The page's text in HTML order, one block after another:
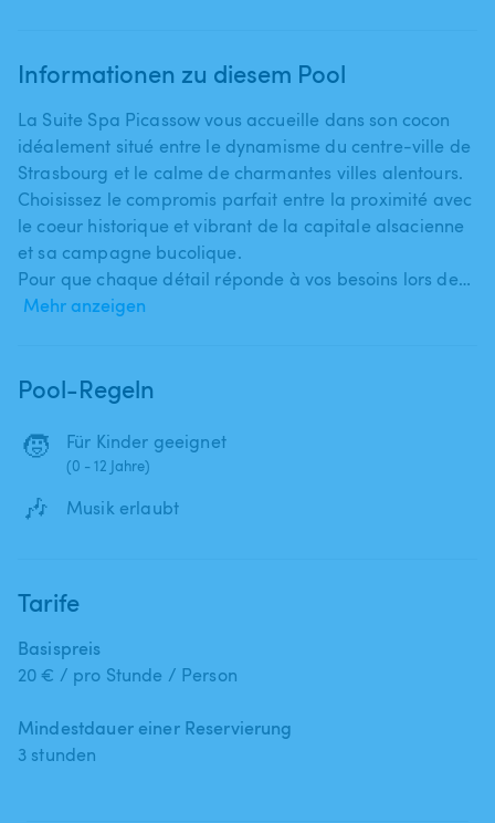
Informationen zu diesem Pool
La Suite Spa Picassow vous accueille dans son cocon
idéalement situé entre le dynamisme du centre-ville de
Strasbourg et le calme de charmantes villes alentours.
Choisissez le compromis parfait entre la proximité avec
le coeur historique et vibrant de la capitale alsacienne
et sa campagne bucolique.
Pour que chaque détail réponde à vos besoins lors de…
Mehr anzeigen
Pool-Regeln
🧒 Für Kinder geeignet
(0 - 12 Jahre)
🎶 Musik erlaubt
Tarife
Basispreis
20 € / pro Stunde / Person
Mindestdauer einer Reservierung
3 stunden